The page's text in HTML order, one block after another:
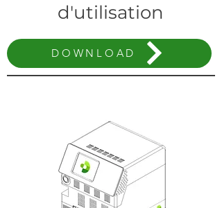
d'utilisation
DOWNLOAD